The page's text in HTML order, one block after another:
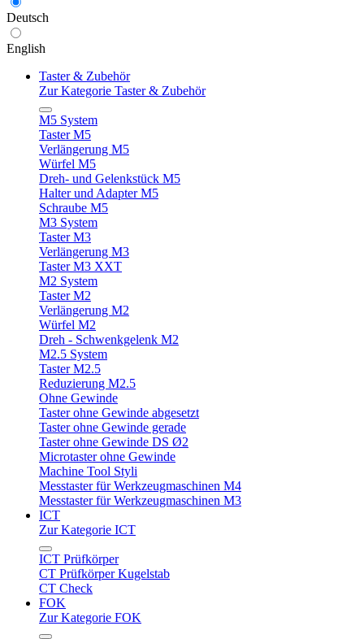
Deutsch
English
Taster & Zubehör
Zur Kategorie Taster & Zubehör
M5 System
Taster M5
Verlängerung M5
Würfel M5
Dreh- und Gelenkstück M5
Halter und Adapter M5
Schraube M5
M3 System
Taster M3
Verlängerung M3
Taster M3 XXT
M2 System
Taster M2
Verlängerung M2
Würfel M2
Dreh - Schwenkgelenk M2
M2.5 System
Taster M2.5
Reduzierung M2.5
Ohne Gewinde
Taster ohne Gewinde abgesetzt
Taster ohne Gewinde gerade
Taster ohne Gewinde DS Ø2
Microtaster ohne Gewinde
Machine Tool Styli
Messtaster für Werkzeugmaschinen M4
Messtaster für Werkzeugmaschinen M3
ICT
Zur Kategorie ICT
ICT Prüfkörper
CT Prüfkörper Kugelstab
CT Check
FOK
Zur Kategorie FOK